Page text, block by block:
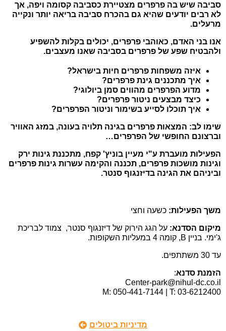
סביבה שיש בה פרפרים מצטיירת כסביבה קסומה ויפה, אך
לא רבים יודעים שהיא גם בהכרח סביבה בריאה יותר ונקייה
מרעלים.
אנו בני האדם, כאוהבי פרפרים, יכולים בקלות להשפיע
ולהבטיח שפע של פרפרים בסביבה שאנו מעצבים.
איזה משפחות פרפרים חיות בישראל?
איך מתכננים גינת פרפרים?
מדוע הפרפרים מהווים סמן ביולוגי?
כיצד מבצעים ניטור פרפרים?
איך תוכלו לסייע בשימור וניטור הפרפרים?
שימו לב: המצאות פרפרים בגינה תלויה בעונה, במזג האוויר
וברצונם החופשי של הפרפרים…
הפעילות מועברת ע"י מעיין בוניץ' קפח, מתכננת גינות ירק
וגינות מושכות פרפרים, תכננה והקימה עשרות גינות פרפרים
וביניהם את הגינה בדיזנגוף סנטר.
משך הפעילות: כשעה וחצי
מיקום הסדנא: על הגג הירוק של דיזנגוף סנטר, צמוד לבריכת
ג'ימי. בניין B, קומה 4 במעליות השקופות.
עד 30 משתתפים.
הזמנת סדנא:
Center-park@nihul-dc.co.il
M: 050-441-7144 | T: 03-6212400
מדיניות ביטולים